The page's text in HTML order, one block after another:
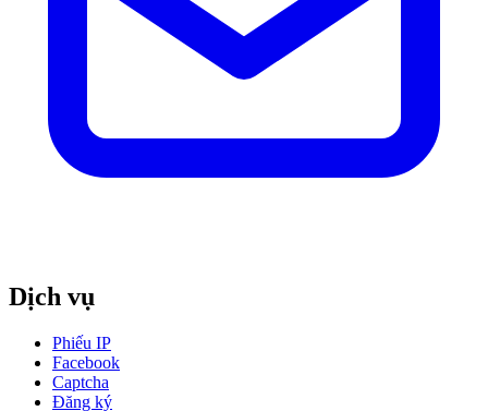
Dịch vụ
Phiếu IP
Facebook
Captcha
Đăng ký